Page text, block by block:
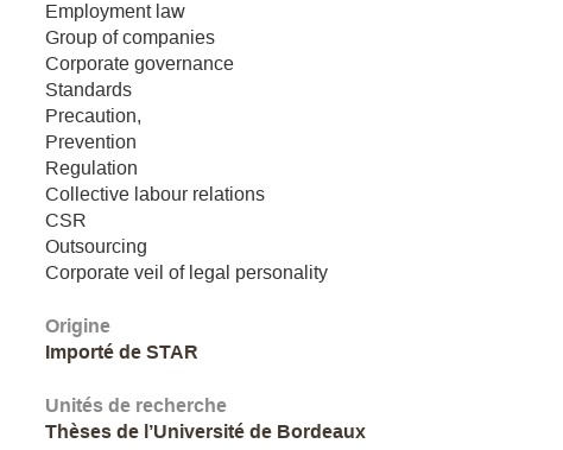
Employment law
Group of companies
Corporate governance
Standards
Precaution,
Prevention
Regulation
Collective labour relations
CSR
Outsourcing
Corporate veil of legal personality
Origine
Importé de STAR
Unités de recherche
Thèses de l’Université de Bordeaux